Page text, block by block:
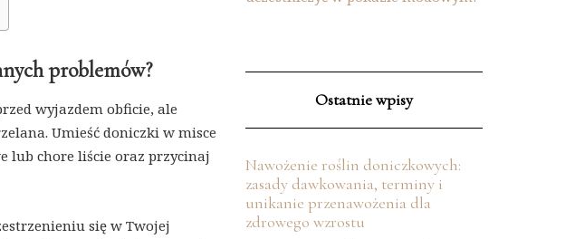
problemów?
wyjazdem obficie, ale
Umieść doniczki w misce
lub chore liście oraz przycinaj
się w Twojej
Ostatnie wpisy
Nawożenie roślin doniczkowych:
zasady dawkowania, terminy i
unikanie przenawożenia dla
zdrowego wzrostu